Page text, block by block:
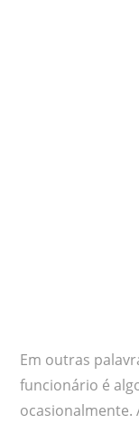
Em outras
funcionário é
ocasionalmente.